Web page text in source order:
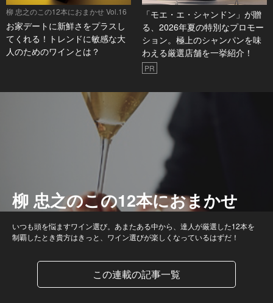
柳 忠之のこの12本におまかせ Vol.16
お家デートに新鮮さをプラスし
てくれる！トレンドに敏感な大
人のためのワインとは？
「モエ・エ・シャンドン」が贈
る、2026年夏の特別なプロモー
ション。極上のシャンパンを味
わえる厳選店舗を一挙紹介！
PR
柳 忠之のこの12本におまかせ
いつも頭を悩ますワイン選び。あまたある中から、達人が厳選した12本を
制覇したとき貴方はきっと、ワイン選びが楽しくなっているはずだ！
この連載の記事一覧